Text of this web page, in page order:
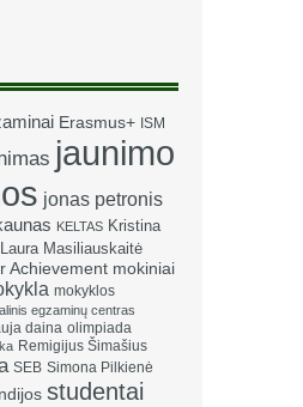
Erasmus+ ISM
jaunimo
jonas petronis
KELTAS Kristina
Laura Masiliauskaitė
Achievement mokiniai
mokyklos
egzaminų centras
daina olimpiada
Remigijus Šimašius
SEB Simona Pilkienė
studentai